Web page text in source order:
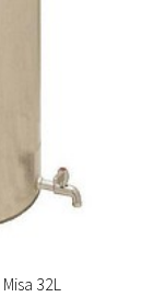
32L